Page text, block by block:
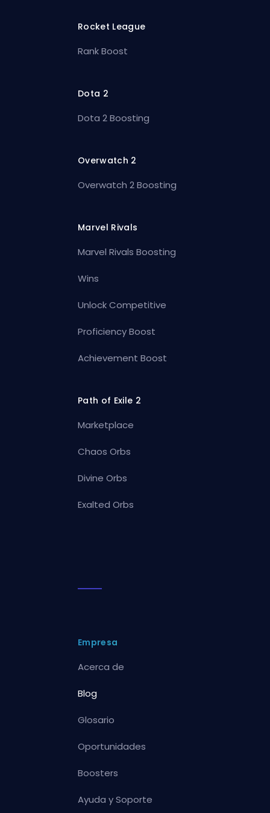
Rocket League
Rank Boost
Dota 2
Dota 2 Boosting
Overwatch 2
Overwatch 2 Boosting
Marvel Rivals
Marvel Rivals Boosting
Wins
Unlock Competitive
Proficiency Boost
Achievement Boost
Path of Exile 2
Marketplace
Chaos Orbs
Divine Orbs
Exalted Orbs
Empresa
Acerca de
Blog
Glosario
Oportunidades
Boosters
Ayuda y Soporte